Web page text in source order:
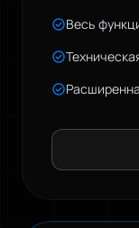
check_circleВесь
check_circle
check_circle